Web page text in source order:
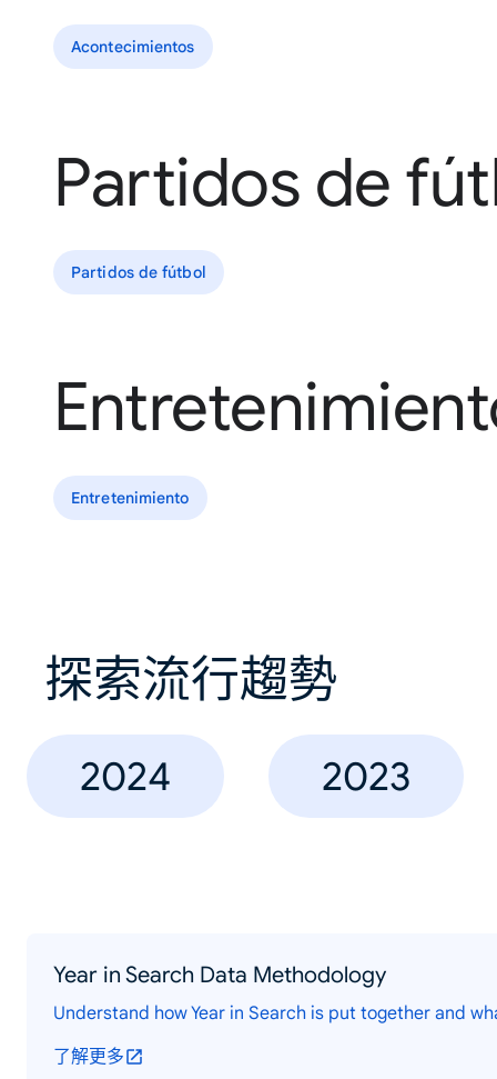
Acontecimientos
Partidos de
Partidos de fútbol
Entretenimiento
探索流行趨勢
2024 2023
Year in Search Data Methodology
Understand how Year in Search is put together and
了解更多